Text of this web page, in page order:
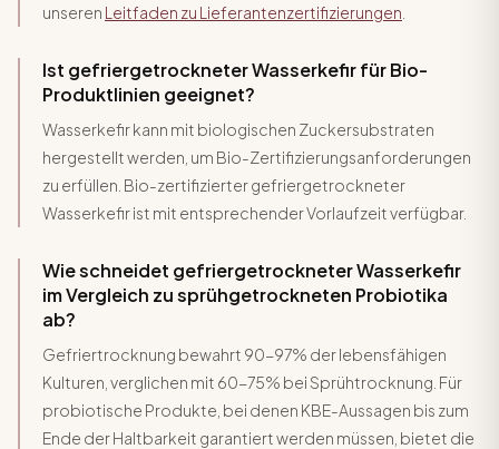
unseren Leitfaden zu Lieferantenzertifizierungen
Ist gefriergetrockneter Wasserkefir für Bio-
Produktlinien geeignet?
Wasserkefir kann mit biologischen Zuckersubstraten
hergestellt werden, um Bio-Zertifizierungsanforderungen
zu erfüllen. Bio-zertifizierter gefriergetrockneter
Wasserkefir ist mit entsprechender Vorlaufzeit verfügbar.
Wie schneidet gefriergetrockneter Wasserkefir
im Vergleich zu sprühgetrockneten Probiotika
ab?
Gefriertrocknung bewahrt 90-97% der lebensfähigen
Kulturen, verglichen mit 60-75% bei Sprühtrocknung. Für
probiotische Produkte, bei denen KBE-Aussagen bis zum
Ende der Haltbarkeit garantiert werden müssen, bietet die